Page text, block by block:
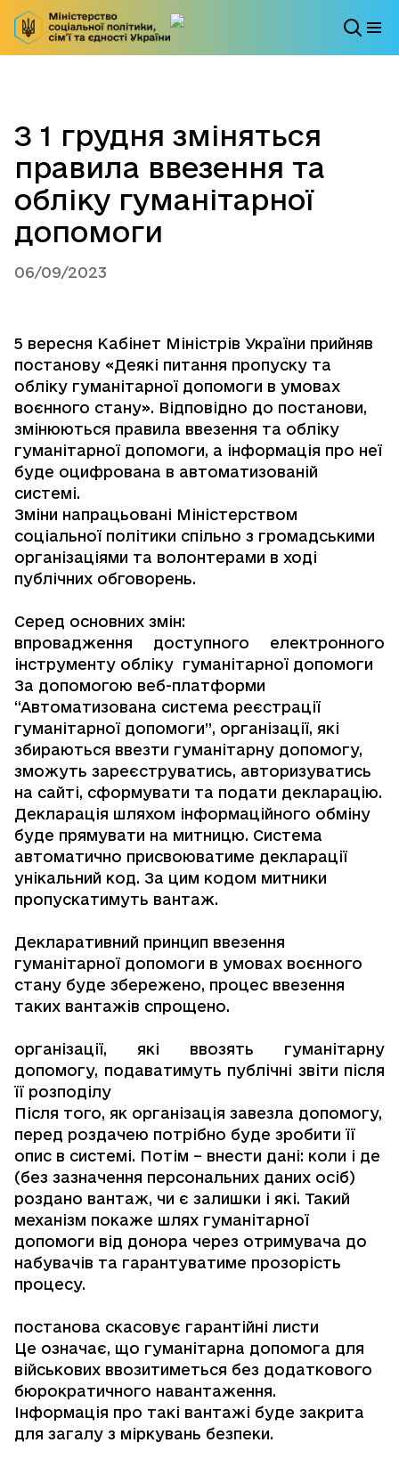
З 1 грудня зміняться
правила ввезення та
обліку гуманітарної
допомоги
06/09/2023
5 вересня Кабінет Міністрів України прийняв
постанову «Деякі питання пропуску та
обліку гуманітарної допомоги в умовах
воєнного стану». Відповідно до постанови,
змінюються правила ввезення та обліку
гуманітарної допомоги, а інформація про неї
буде оцифрована в автоматизованій
системі.
Зміни напрацьовані Міністерством
соціальної політики спільно з громадськими
організаціями та волонтерами в ході
публічних обговорень.
Серед основних змін:
впровадження доступного електронного
інструменту обліку гуманітарної допомоги
За допомогою веб-платформи
“Автоматизована система реєстрації
гуманітарної допомоги”, організації, які
збираються ввезти гуманітарну допомогу,
зможуть зареєструватись, авторизуватись
на сайті, сформувати та подати декларацію.
Декларація шляхом інформаційного обміну
буде прямувати на митницю. Система
автоматично присвоюватиме декларації
унікальний код. За цим кодом митники
пропускатимуть вантаж.
Декларативний принцип ввезення
гуманітарної допомоги в умовах воєнного
стану буде збережено, процес ввезення
таких вантажів спрощено.
організації, які ввозять гуманітарну
допомогу, подаватимуть публічні звіти після
її розподілу
Після того, як організація завезла допомогу,
перед роздачею потрібно буде зробити її
опис в системі. Потім – внести дані: коли і де
(без зазначення персональних даних осіб)
роздано вантаж, чи є залишки і які. Такий
механізм покаже шлях гуманітарної
допомоги від донора через отримувача до
набувачів та гарантуватиме прозорість
процесу.
постанова скасовує гарантійні листи
Це означає, що гуманітарна допомога для
військових ввозитиметься без додаткового
бюрократичного навантаження.
Інформація про такі вантажі буде закрита
для загалу з міркувань безпеки.